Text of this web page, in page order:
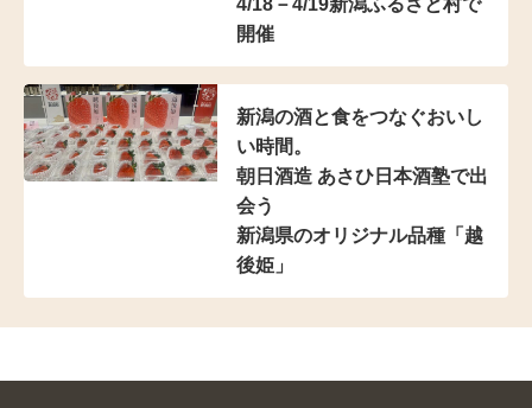
4/18－4/19新潟ふるさと村で
開催
新潟の酒と食をつなぐおいし
い時間。
朝日酒造 あさひ日本酒塾で出
会う
新潟県のオリジナル品種「越
後姫」